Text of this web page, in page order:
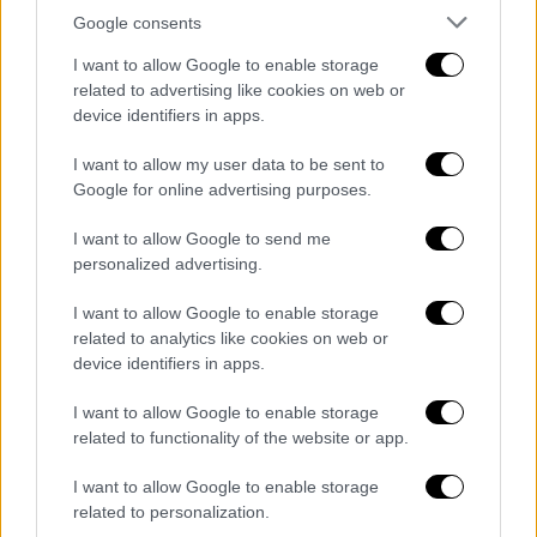
Google consents
I want to allow Google to enable storage
related to advertising like cookies on web or
device identifiers in apps.
I want to allow my user data to be sent to
Google for online advertising purposes.
I want to allow Google to send me
personalized advertising.
I want to allow Google to enable storage
related to analytics like cookies on web or
device identifiers in apps.
I want to allow Google to enable storage
related to functionality of the website or app.
I want to allow Google to enable storage
related to personalization.
ειδήσεις τώρα
κόρη